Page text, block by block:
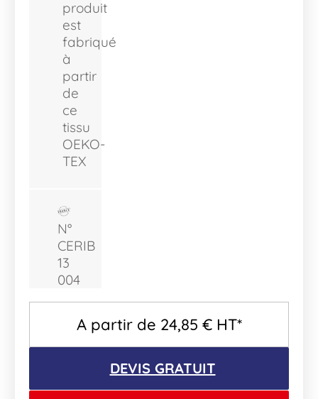
produit
est
fabriqué
à
partir
de
ce
tissu
OEKO-
TEX
N°
CERIB
13
004
A partir de 24,85 €HT*
DEVIS GRATUIT